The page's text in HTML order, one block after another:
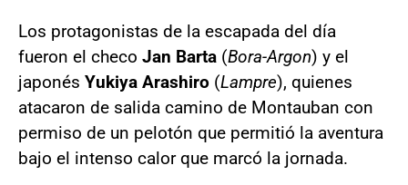
Los protagonistas de la escapada del día
fueron el checo Jan Barta (Bora-Argon) y el
japonés Yukiya Arashiro (Lampre), quienes
atacaron de salida camino de Montauban con
permiso de un pelotón que permitió la aventura
bajo el intenso calor que marcó la jornada.